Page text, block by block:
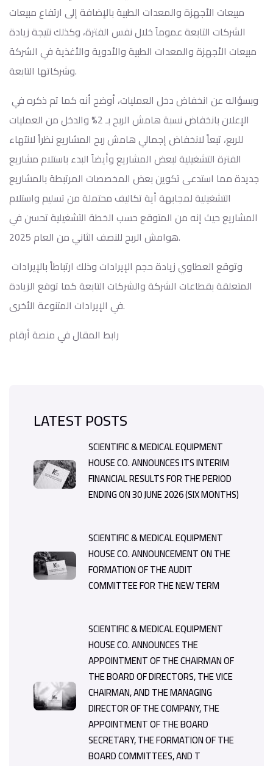
مبيعات الأجهزة والمعدات الطبية بالإضافة إلى ارتفاع مبيعات
الشركات التابعة عموماً خلال نفس الفترة، وكذلك نتيجة زيادة
مبيعات الأجهزة والمعدات الطبية والأدوية والأغذية في الشركة
وشركاتها التابعة.
الإعلان بانخفاض نسبة هامش الربح بـ 2% والدخل من العمليات
للربع، تبعاً لانخفاض إجمالي هامش ربح المشاريع نظراً لانتهاء
الفترة التشغيلية لبعض المشاريع وأيضاً البدء باستلام مشاريع
جديدة مما استدعى تكوين بعض المخصصات المرتبطة بالمشاريع
التشغيلية لمجابهة أية تكاليف محتملة من تسليم واستلام
المشاريع حيث إنه من المتوقع حسب الخطة التشغيلية تحسن في
هوامش الربح للنصف الثاني من العام 2025.
المتعلقة بقطاعات الشركة والشركات التابعة كما توقع الزيادة
في الإيرادات المتنوعة الأخرى.
رابط المقال في منصة أرقام
LATEST POSTS
SCIENTIFIC & MEDICAL EQUIPMENT
HOUSE CO. ANNOUNCES ITS INTERIM
FINANCIAL RESULTS FOR THE PERIOD
ENDING ON 30 JUNE 2026 (SIX MONTHS)
SCIENTIFIC & MEDICAL EQUIPMENT
HOUSE CO. ANNOUNCEMENT ON THE
FORMATION OF THE AUDIT
COMMITTEE FOR THE NEW TERM
SCIENTIFIC & MEDICAL EQUIPMENT
HOUSE CO. ANNOUNCES THE
APPOINTMENT OF THE CHAIRMAN OF
THE BOARD OF DIRECTORS, THE VICE
CHAIRMAN, AND THE MANAGING
DIRECTOR OF THE COMPANY, THE
APPOINTMENT OF THE BOARD
SECRETARY, THE FORMATION OF THE
BOARD COMMITTEES, AND T